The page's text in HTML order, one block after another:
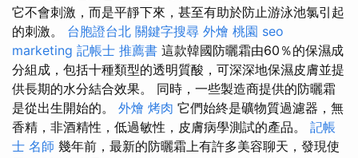
它不會刺激，而是平靜下來，甚至有助於防止游泳池氯引起
的刺激。 台胞證台北 關鍵字搜尋 外燴 桃園 seo
marketing 記帳士 推薦書 這款韓國防曬霜由60％的保濕成
分組成，包括十種類型的透明質酸，可深深地保濕皮膚並提
供長期的水分結合效果。 同時，一些製造商提供的防曬霜
是從出生開始的。 外燴 烤肉 它們始終是礦物質過濾器，無
香精，非酒精性，低過敏性，皮膚病學測試的產品。 記帳
士 名師 幾年前，最新的防曬霜上有許多美容聊天，發現使